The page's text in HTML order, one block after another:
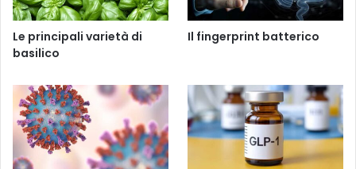
Le principali varietà di
basilico
Il fingerprint batterico